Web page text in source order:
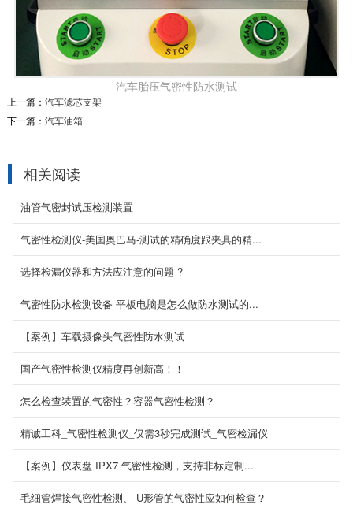
汽车胎压气密性防水测试
上一篇： 汽车滤芯支架
下一篇： 汽车油箱
相关阅读
油管气密封试压检测装置
气密性检测仪-美国奥巴马-测试的精确度跟夹具的精...
选择检漏仪器和方法应注意的问题 ?
气密性防水检测设备 平板电脑是怎么做防水测试的...
【案例】车载摄像头气密性防水测试
国产气密性检测仪精度再创新高！！
怎么检查装置的气密性？容器气密性检测？
精诚工科_气密性检测仪_仅需3秒完成测试_气密检漏仪
【案例】仪表盘 IPX7 气密性检测，支持非标定制...
毛细管焊接气密性检测、​ U形管的气密性应如何检查？
GPS测量防水检测方案
GPS码表IP67气密性测试
2020-09-04
天线接头
天线接头气密性防水测试
2020-09-03